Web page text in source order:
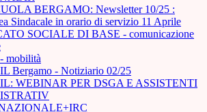
BERGAMO: Newsletter 10/25 :
Sindacale in orario di servizio 11 Aprile
SOCIALE DI BASE - comunicazione
mobilità
Bergamo - Notiziario 02/25
WEBINAR PER DSGA E ASSISTENTI